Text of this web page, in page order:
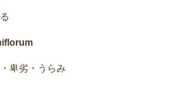
卑劣・うらみ